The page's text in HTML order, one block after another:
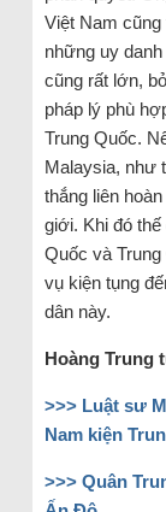
Việt Nam
những uy
cũng rất lớn,
pháp lý phù
Trung Quốc.
Malaysia, như
thắng liên
giới. Khi đó
Quốc và
vụ kiện tụng
dân này.
Hoàng Trung
>>> Luật sư
Nam kiện
>>> Quân